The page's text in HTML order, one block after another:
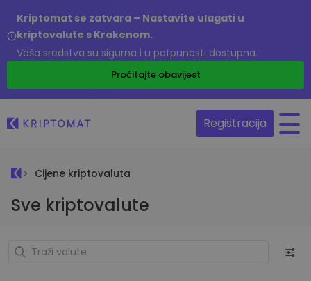
Kriptomat se zatvara – Nastavite ulagati u
kriptovalute s Krakenom.
Vaša sredstva su sigurna i u potpunosti dostupna.
Pročitajte obavijest
Registracija
Cijene kriptovaluta
Sve kriptovalute